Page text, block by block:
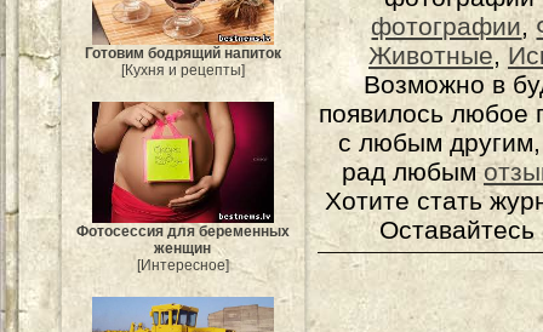
Готовим бодрящий напиток
[Кухня и рецепты]
Фотосессия для беременных
женщин
[Интересное]
фотографии,
Животные,
Возможно в
появилось любое
с любым
рад любым
Хотите стать